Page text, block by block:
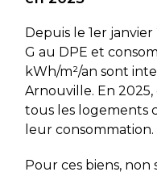
Depuis le 1er
G au DPE et
kWh/m²/an sont
Arnouville. En
tous les logements
leur consommation.
Pour ces biens,